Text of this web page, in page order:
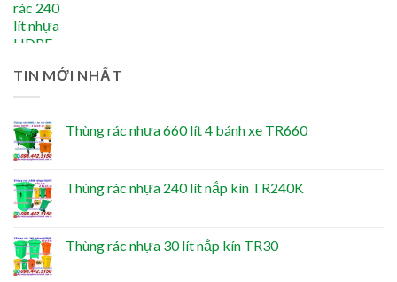
TIN MỚI NHẤT
Thùng rác nhựa 660 lít 4 bánh xe TR660
Thùng rác nhựa 240 lít nắp kín TR240K
Thùng rác nhựa 30 lít nắp kín TR30